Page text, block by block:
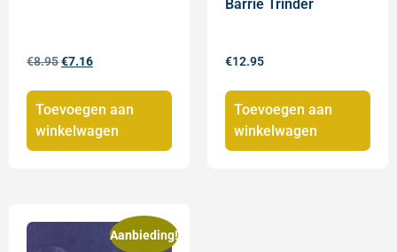
€8.95€7.16
Toevoegen aan
winkelwagen
Barrie Trinder
€12.95
Toevoegen aan
winkelwagen
Aanbieding!